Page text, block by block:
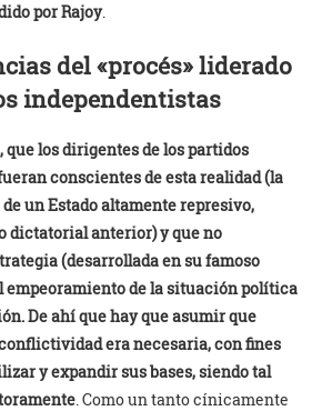
por Rajoy.
del «procés» liderado
independentistas
que los dirigentes de los partidos
conscientes de esta realidad (la
un Estado altamente represivo,
dictatorial anterior) y que no
(desarrollada en su famoso
empeoramiento de la situación política
De ahí que hay que asumir que
era necesaria, con fines
y expandir sus bases, siendo tal
. Como un tanto cínicamente